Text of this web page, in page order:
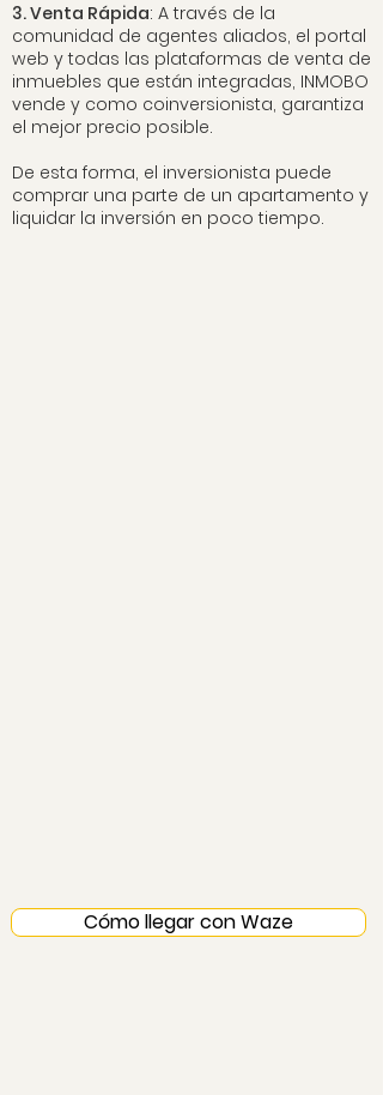
3. Venta Rápida: A través de la
comunidad de agentes aliados, el portal
web y todas las plataformas de venta de
inmuebles que están integradas, INMOBO
vende y como coinversionista, garantiza
el mejor precio posible.
De esta forma, el inversionista puede
comprar una parte de un apartamento y
liquidar la inversión en poco tiempo.
Cómo llegar con Waze